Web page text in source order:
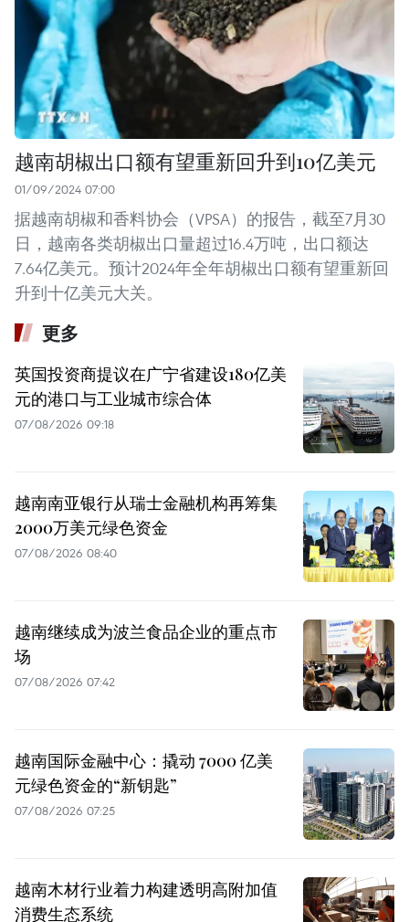
越南胡椒出口额有望重新回升到10亿美元
01/09/2024 07:00
据越南胡椒和香料协会（VPSA）的报告，截至7月30
日，越南各类胡椒出口量超过16.4万吨，出口额达
7.64亿美元。预计2024年全年胡椒出口额有望重新回
升到十亿美元大关。
更多
英国投资商提议在广宁省建设180亿美
元的港口与工业城市综合体
07/08/2026 09:18
越南南亚银行从瑞士金融机构再筹集
2000万美元绿色资金
07/08/2026 08:40
越南继续成为波兰食品企业的重点市
场
07/08/2026 07:42
越南国际金融中心：撬动 7000 亿美
元绿色资金的“新钥匙”
07/08/2026 07:25
越南木材行业着力构建透明高附加值
消费生态系统